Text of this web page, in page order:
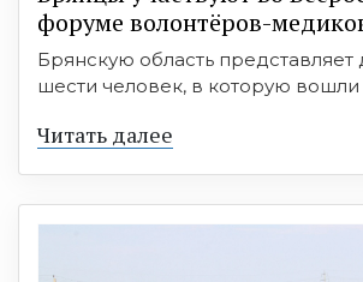
форуме волонтёров-
Брянскую область представляет
шести человек, в которую вошли
Читать далее